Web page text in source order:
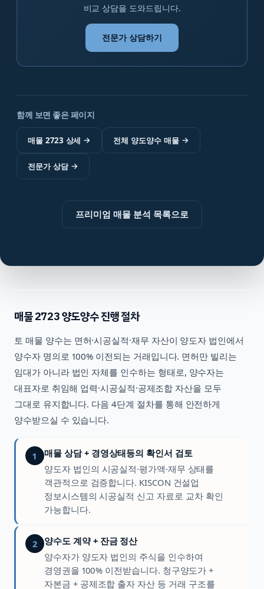
비교 상담을 도와드립니다.
전문가 상담하기
함께 보면 좋은 페이지
매물 2723 상세 → 전체 양도양수 매물→
전문가 상담→
프리미엄 매물 분석 목록으로
매물2723양도양수 진행 절차
토 매물 양수는 면허·시공실적·재무 자산이 양도자 법인에서
양수자 명의로 100% 이전되는 거래입니다. 면허만 빌리는
임대가 아니라 법인 자체를 인수하는 형태로, 양수자는
대표자로 취임해 업력·시공실적·공제조합 자산을 모두
그대로 유지합니다. 다음 4단계 절차를 통해 안전하게
양수받으실 수 있습니다.
1
매물 상담 + 경영상태등의 확인서 검토
양도자 법인의 시공실적·평가액·재무 상태를
객관적으로 검증합니다. KISCON 건설업
정보시스템의 시공실적 신고 자료로 교차 확인
가능합니다.
2
양수도 계약 + 잔금 정산
양수자가 양도자 법인의 주식을 인수하여
경영권을 100% 이전받습니다. 청구양도가 +
자본금 + 공제조합 출자 자산 등 거래 구조를